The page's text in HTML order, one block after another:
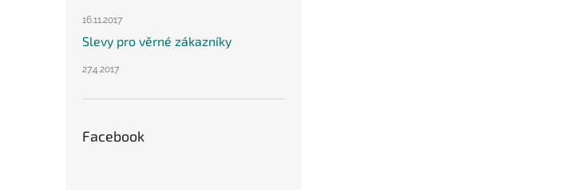
16.11.2017
Slevy pro věrné zákazníky
27.4.2017
Facebook